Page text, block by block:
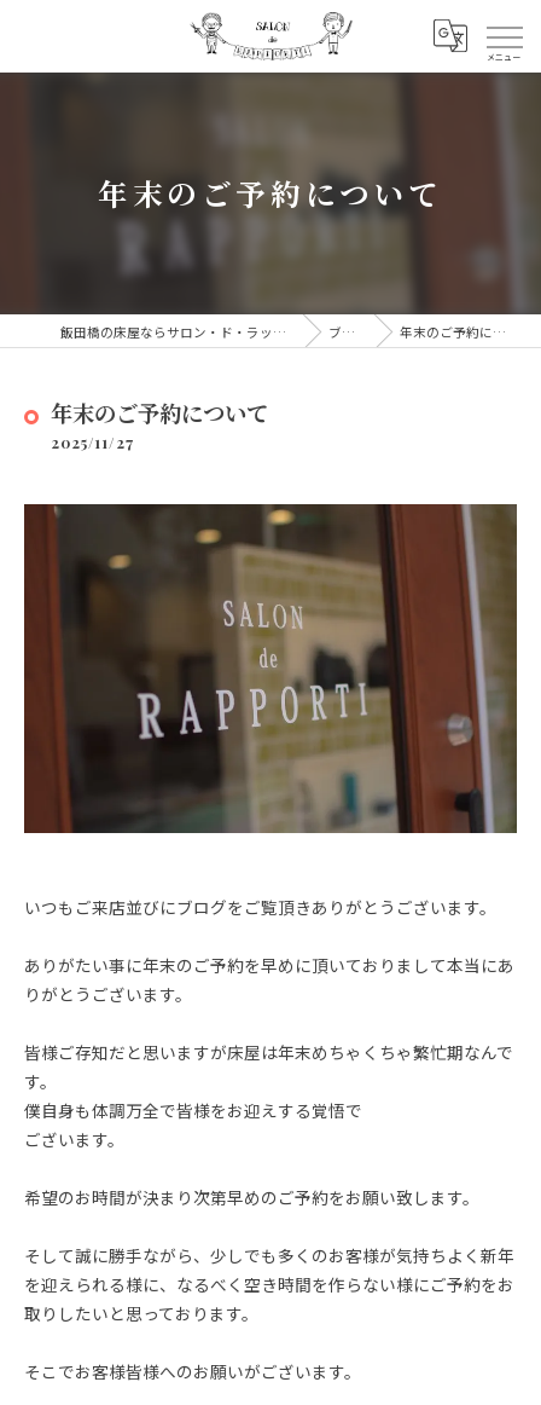
年末のご予約について
飯田橋の床屋ならサロン・ド・ラッポルティ ブログ 年末のご予約について
年末のご予約について
2025/11/27
いつもご来店並びにブログをご覧頂きありがとうございます。
ありがたい事に年末のご予約を早めに頂いておりまして本当にあ
りがとうございます。
皆様ご存知だと思いますが床屋は年末めちゃくちゃ繁忙期なんで
す。
僕自身も体調万全で皆様をお迎えする覚悟で
ございます。
希望のお時間が決まり次第早めのご予約をお願い致します。
そして誠に勝手ながら、少しでも多くのお客様が気持ちよく新年
を迎えられる様に、なるべく空き時間を作らない様にご予約をお
取りしたいと思っております。
そこでお客様皆様へのお願いがございます。